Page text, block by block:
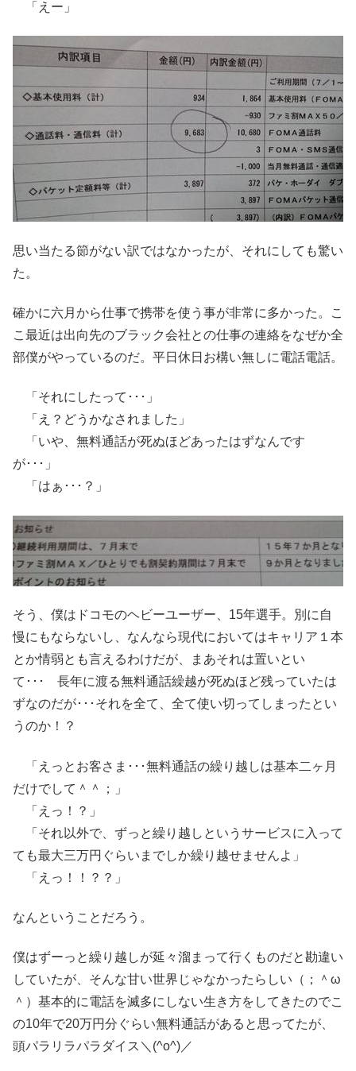
「えー」
思い当たる節がない訳ではなかったが、それにしても驚い
た。
確かに六月から仕事で携帯を使う事が非常に多かった。こ
こ最近は出向先のブラック会社との仕事の連絡をなぜか全
部僕がやっているのだ。平日休日お構い無しに電話電話。
「それにしたって･･･」
「え？どうかなされました」
「いや、無料通話が死ぬほどあったはずなんです
が･･･」
「はぁ･･･？」
そう、僕はドコモのヘビーユーザー、15年選手。別に自
慢にもならないし、なんなら現代においてはキャリア１本
とか情弱とも言えるわけだが、まあそれは置いとい
て･･･ 長年に渡る無料通話繰越が死ぬほど残っていたは
ずなのだが･･･それを全て、全て使い切ってしまったとい
うのか！？
「えっとお客さま･･･無料通話の繰り越しは基本二ヶ月
だけでして＾＾；」
「えっ！？」
「それ以外で、ずっと繰り越しというサービスに入って
ても最大三万円ぐらいまでしか繰り越せませんよ」
「えっ！！？？」
なんということだろう。
僕はずーっと繰り越しが延々溜まって行くものだと勘違い
していたが、そんな甘い世界じゃなかったらしい（；＾ω
＾）基本的に電話を滅多にしない生き方をしてきたのでこ
の10年で20万円分ぐらい無料通話があると思ってたが、
頭パラリラパラダイス＼(^o^)／